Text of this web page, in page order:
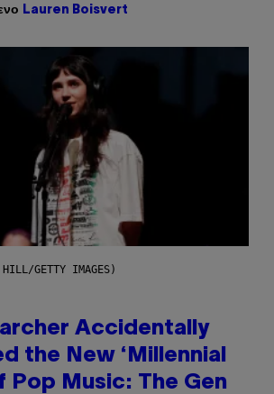
Lauren Boisvert
HILL/GETTY IMAGES)
Accidentally
the New ‘Millennial
Pop Music: The Gen